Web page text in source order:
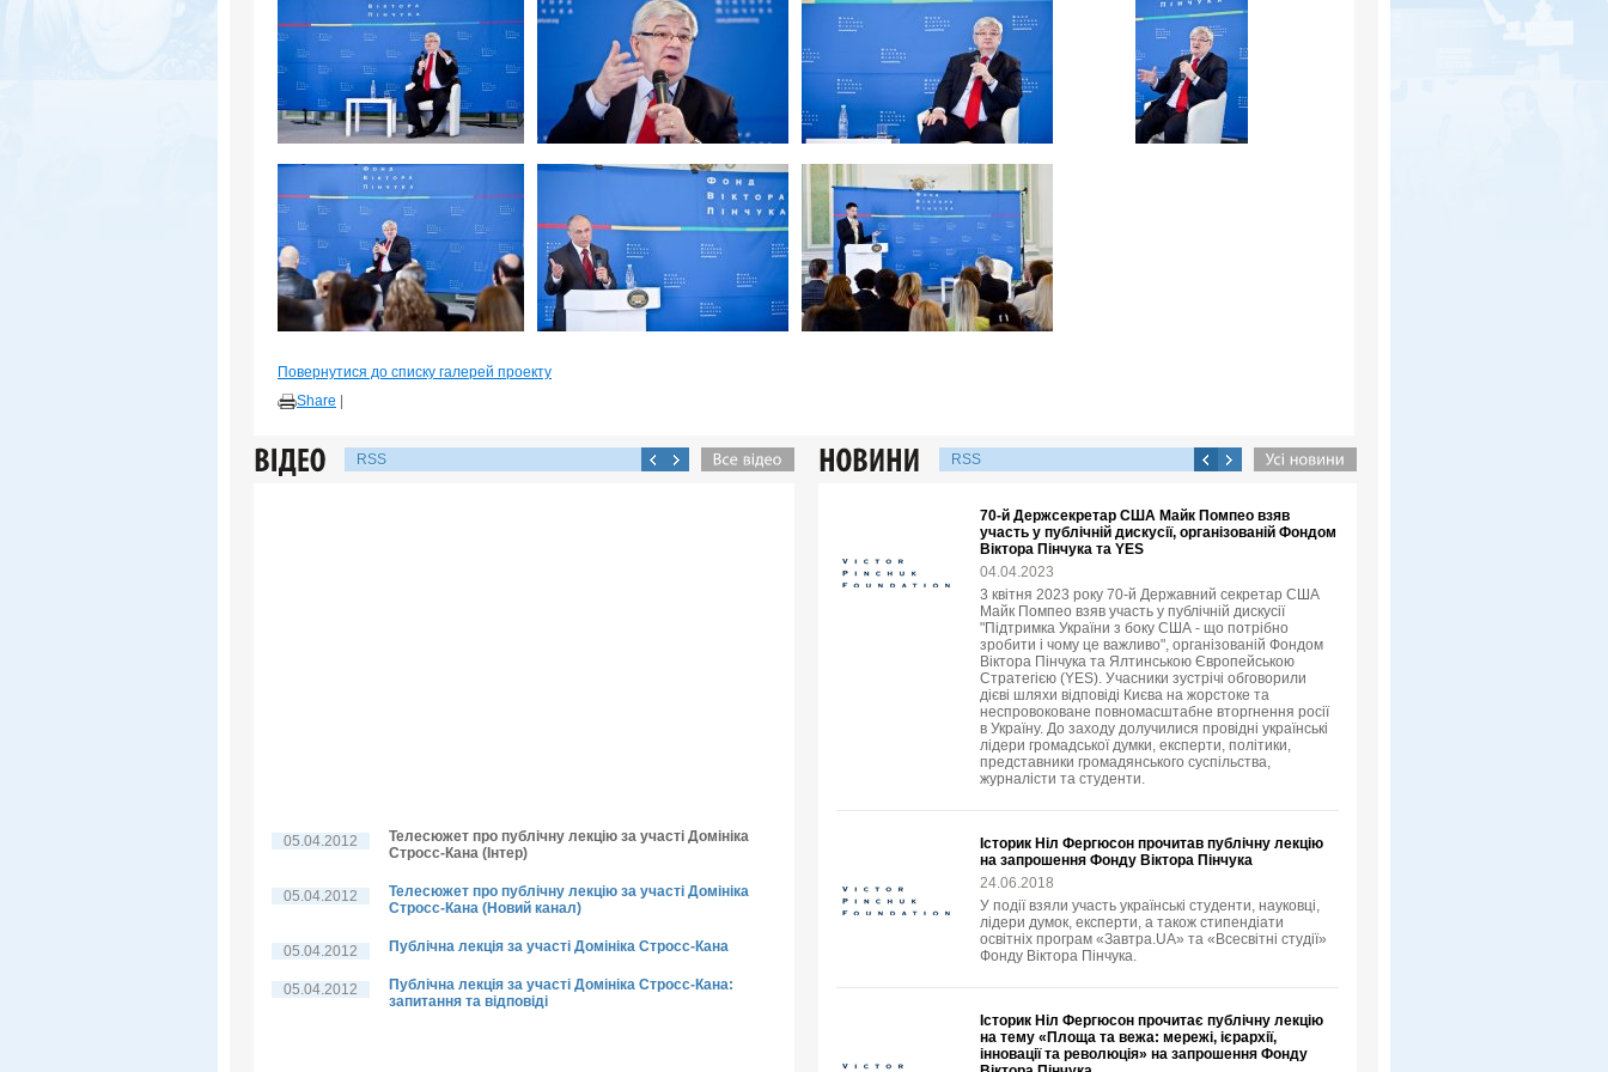
Повернутися до списку галерей проекту
Share
RSS
05.04.2012
Телесюжет про публічну лекцію за участі Домініка
Стросс-Кана (Інтер)
05.04.2012
Телесюжет про публічну лекцію за участі Домініка
Стросс-Кана (Новий канал)
05.04.2012 Публічна лекція за участі Домініка Стросс-Кана
05.04.2012
Публічна лекція за участі Домініка Стросс-Кана:
запитання та відповіді
RSS
70-й Держсекретар США Майк Помпео взяв
участь у публічній дискусії, організованій Фондом
Віктора Пінчука та YES
04.04.2023
3 квітня 2023 року 70-й Державний секретар США
Майк Помпео взяв участь у публічній дискусії
"Підтримка України з боку США - що потрібно
зробити і чому це важливо", організованій Фондом
Віктора Пінчука та Ялтинською Європейською
Стратегією (YES). Учасники зустрічі обговорили
дієві шляхи відповіді Києва на жорстоке та
неспровоковане повномасштабне вторгнення росії
в Україну. До заходу долучилися провідні українські
лідери громадської думки, експерти, політики,
представники громадянського суспільства,
журналісти та студенти.
Історик Ніл Фергюсон прочитав публічну лекцію
на запрошення Фонду Віктора Пінчука
24.06.2018
У події взяли участь українські студенти, науковці,
лідери думок, експерти, а також стипендіати
освітніх програм «Завтра.UA» та «Всесвітні студії»
Фонду Віктора Пінчука.
Історик Ніл Фергюсон прочитає публічну лекцію
на тему «Площа та вежа: мережі, ієрархії,
інновації та революція» на запрошення Фонду